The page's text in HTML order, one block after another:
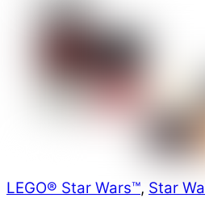
LEGO® Star Wars™, Star